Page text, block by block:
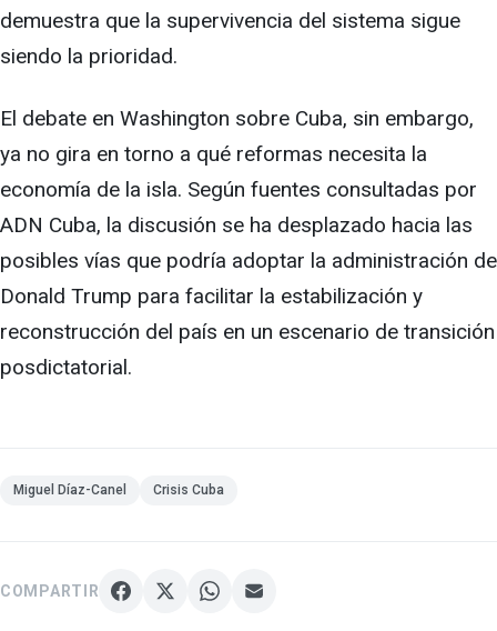
demuestra que la supervivencia del sistema sigue
siendo la prioridad.
El debate en Washington sobre Cuba, sin embargo,
ya no gira en torno a qué reformas necesita la
economía de la isla. Según fuentes consultadas por
ADN Cuba, la discusión se ha desplazado hacia las
posibles vías que podría adoptar la administración de
Donald Trump para facilitar la estabilización y
reconstrucción del país en un escenario de transición
posdictatorial.
Miguel Díaz-Canel Crisis Cuba
COMPARTIR